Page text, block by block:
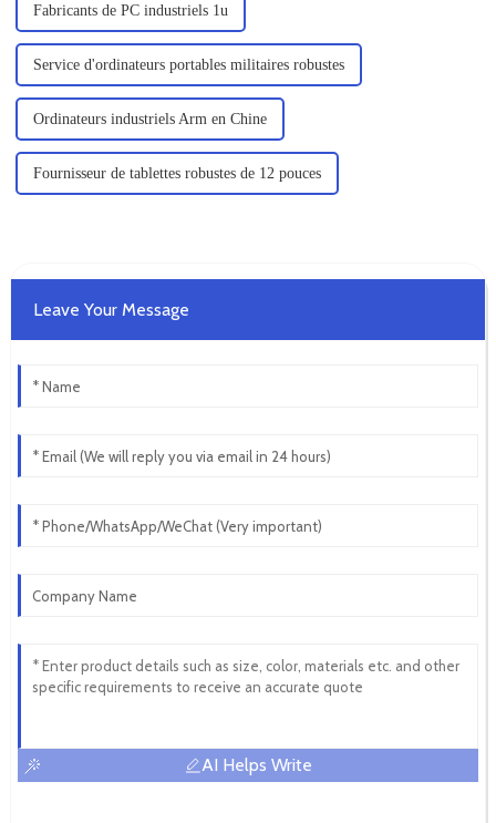
Fabricants de PC industriels 1u
Service d'ordinateurs portables militaires robustes
Ordinateurs industriels Arm en Chine
Fournisseur de tablettes robustes de 12 pouces
Leave Your Message
AI Helps Write